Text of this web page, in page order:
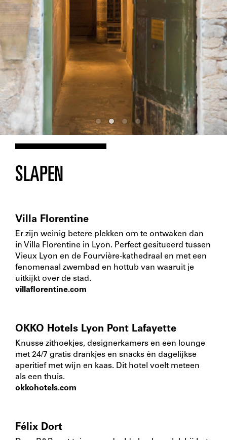
SLAPEN
Villa Florentine
Er zijn weinig betere plekken om te ontwaken dan
in Villa Florentine in Lyon. Perfect gesitueerd tussen
Vieux Lyon en de Fourvière-kathedraal en met een
fenomenaal zwembad en hottub van waaruit je
uitkijkt over de stad.
villaflorentine.com
OKKO Hotels Lyon Pont Lafayette
Knusse zithoekjes, designerkamers en een lounge
met 24/7 gratis drankjes en snacks én dagelijkse
aperitief met wijn en kaas. Dit hotel voelt meteen
als een thuis.
okkohotels.com
Félix Dort